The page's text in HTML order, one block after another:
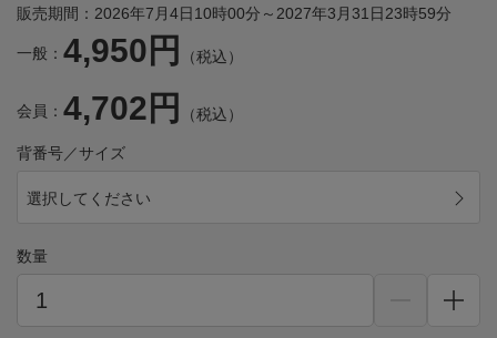
販売期間：2026年7月4日10時00分～2027年3月31日23時59分
一般： 4,950円 （税込）
会員： 4,702円 （税込）
背番号／サイズ
選択してください
数量